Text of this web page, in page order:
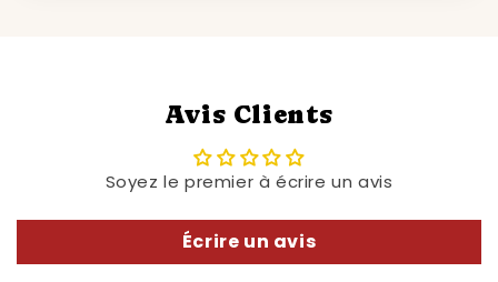
Avis Clients
Soyez le premier à écrire un avis
Écrire un avis